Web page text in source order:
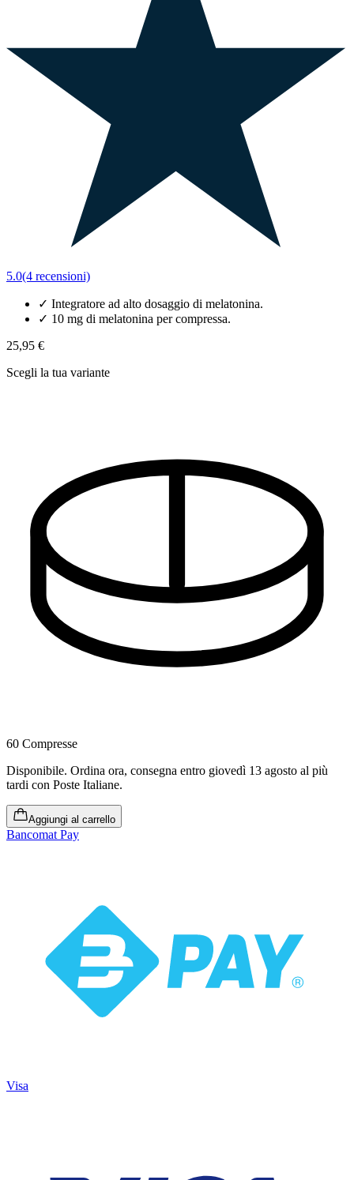
5.0(4 recensioni)
✓ Integratore ad alto dosaggio di melatonina.
✓ 10 mg di melatonina per compressa.
25,95 €
Scegli la tua variante
60 Compresse
Disponibile. Ordina ora, consegna entro giovedì 13 agosto al più
tardi con Poste Italiane.
Aggiungi al carrello
Bancomat Pay
Visa